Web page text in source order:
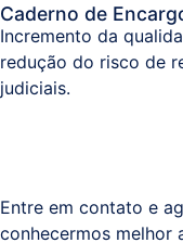
Caderno de
Incremento da
redução do risco de
judiciais.
Entre em contato e
conhecermos melhor